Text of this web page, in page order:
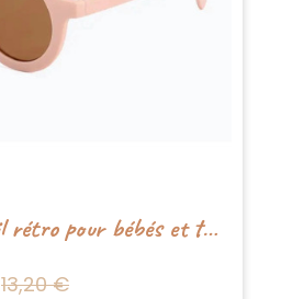
Lunettes de soleil rétro pour bébés et tout-petits - Rose pâle - Boho+Babe
13,20 €